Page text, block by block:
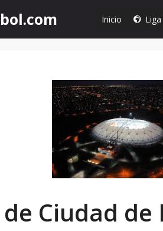
Inicio Liga
Ciudad de